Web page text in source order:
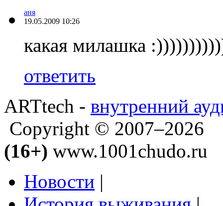
аня
19.05.2009 10:26
какая милашка
ответить
ARTtech - внутренний
Copyright © 2007–2026
(16+) www.1001chudo.ru
Новости |